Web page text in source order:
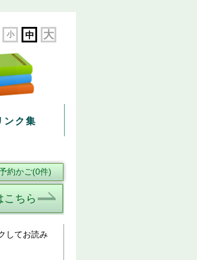
小 中 大
ンク集
こちら
してお読み